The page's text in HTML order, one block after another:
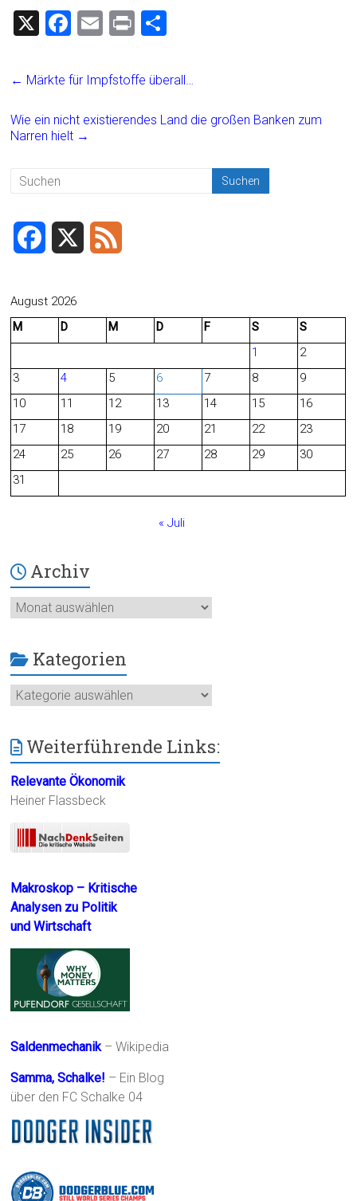
X
F
ce
o
E
ai
Pr
t
e
← Märkte für Impfstoffe überall…
Wie ein nicht existierendes Land die großen Banken zum
Narren hielt →
c
b
o
August 2026
M
D M D F S
S
1
2
3
4 5 6 7 8
9
10
11 12 13 14 15
16
17
18 19 20 21 22
23
24
25 26 27 28 29
30
31
« Juli
Archiv
Archiv
Kategorien
Kategorien
Weiterführende Links:
Relevante Ökonomik
Heiner Flassbeck
Makroskop – Kritische
Analysen zu Politik
und Wirtschaft
Saldenmechanik– Wikipedia
Samma, Schalke! – Ein Blog
über den FC Schalke 04